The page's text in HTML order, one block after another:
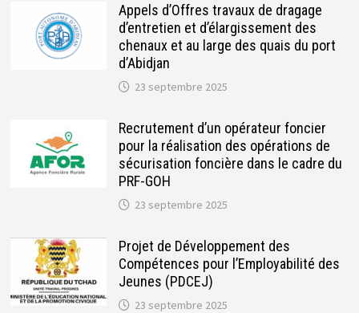
Appels d’Offres travaux de dragage
d’entretien et d’élargissement des
chenaux et au large des quais du port
d’Abidjan
23 septembre 2025
Recrutement d’un opérateur foncier
pour la réalisation des opérations de
sécurisation foncière dans le cadre du
PRF-GOH
23 septembre 2025
Projet de Développement des
Compétences pour l’Employabilité des
Jeunes (PDCEJ)
23 septembre 2025